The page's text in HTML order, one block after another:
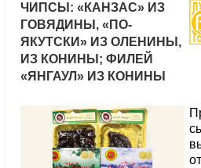
ЧИПСЫ: «КАНЗАС» ИЗ
ГОВЯДИНЫ, «ПО-
ЯКУТСКИ» ИЗ ОЛЕНИНЫ,
ИЗ КОНИНЫ; ФИЛЕЙ
«ЯНГАУЛ» ИЗ КОНИНЫ